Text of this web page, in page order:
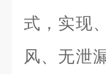
式，实现
风、无泄